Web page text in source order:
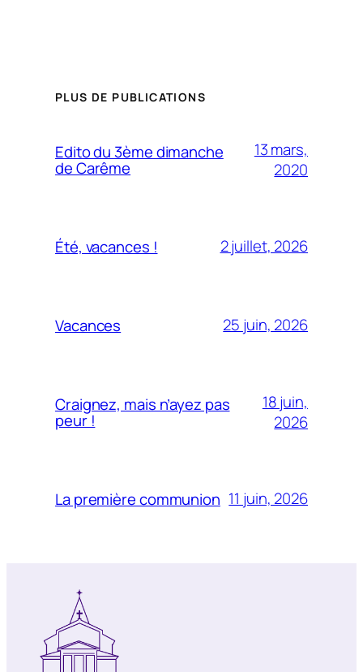
PLUS DE PUBLICATIONS
Edito du 3ème dimanche
de Carême
13 mars,
2020
Été, vacances ! 2 juillet, 2026
Vacances 25 juin, 2026
Craignez, mais n’ayez pas
peur !
18 juin,
2026
La première communion 11 juin, 2026